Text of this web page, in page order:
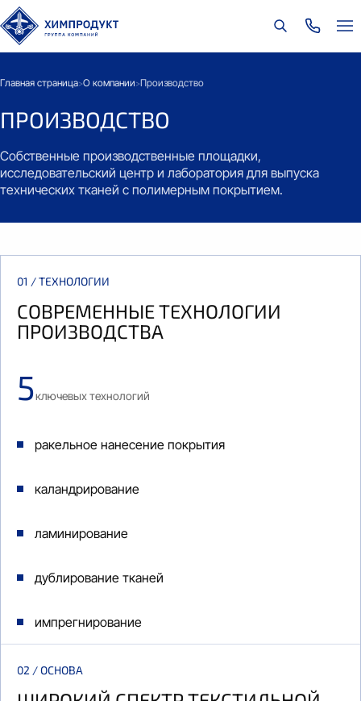
Главная страница>О компании>Производство
ПРОИЗВОДСТВО
Собственные производственные площадки,
исследовательский центр и лаборатория для выпуска
технических тканей с полимерным покрытием.
01 / ТЕХНОЛОГИИ
СОВРЕМЕННЫЕ ТЕХНОЛОГИИ
ПРОИЗВОДСТВА
5ключевых технологий
ракельное нанесение покрытия
каландрирование
ламинирование
дублирование тканей
импрегнирование
02 / ОСНОВА